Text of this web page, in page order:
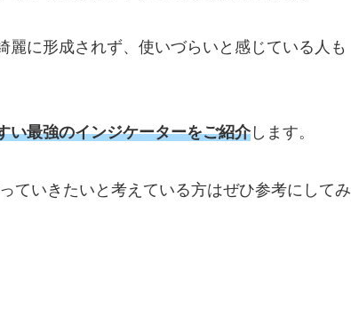
に形成されず、使いづらいと感じている人も
い最強のインジケーターをご紹介します。
ていきたいと考えている方はぜひ参考にしてみ